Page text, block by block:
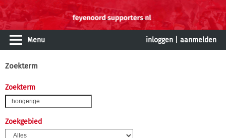
Menu inloggen aanmelden
Zoekterm
Zoekterm
Zoekgebied